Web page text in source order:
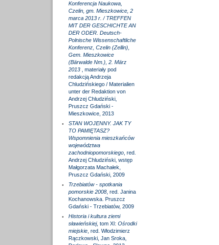
Konferencja Naukowa,
Czelin, gm. Mieszkowice, 2
marca 2013 r. / TREFFEN
MIT DER GESCHICHTE AN
DER ODER. Deutsch-
Polnische Wissenschaftliche
Konferenz, Czelin (Zellin),
Gem. Mieszkowice
(Bärwalde Nm.), 2. März
2013
, materiały pod
redakcją Andrzeja
Chludzińskiego / Materialien
unter der Redaktion von
Andrzej Chludziński,
Pruszcz Gdański -
Mieszkowice, 2013
STAN WOJENNY. JAK TY
TO PAMIĘTASZ?
Wspomnienia mieszkańców
województwa
zachodniopomorskiego, red.
Andrzej Chludziński, wstęp
Małgorzata Machałek,
Pruszcz Gdański, 2009
Trzebiatów - spotkania
pomorskie 2008, red. Janina
Kochanowska. Pruszcz
Gdański - Trzebiatów, 2009
Historia i kultura ziemi
sławieńskiej, tom XI: Ośrodki
miejskie, red. Włodzimierz
Rączkowski, Jan Sroka,